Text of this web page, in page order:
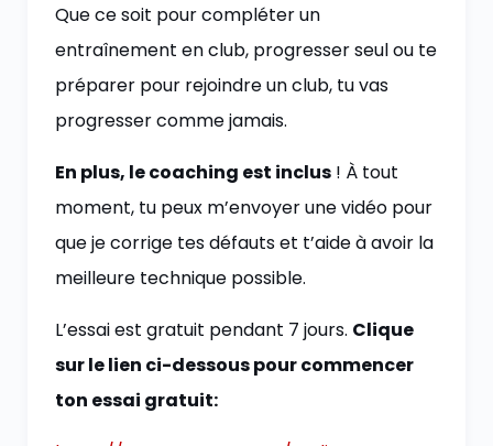
Que ce soit pour compléter un
entraînement en club, progresser seul ou te
préparer pour rejoindre un club, tu vas
progresser comme jamais.
En plus, le coaching est inclus ! À tout
moment, tu peux m’envoyer une vidéo pour
que je corrige tes défauts et t’aide à avoir la
meilleure technique possible.
L’essai est gratuit pendant 7 jours. Clique
sur le lien ci-dessous pour commencer
ton essai gratuit: